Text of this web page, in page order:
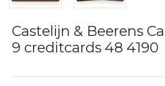
Castelijn & Beerens
9 creditcards 48 4190